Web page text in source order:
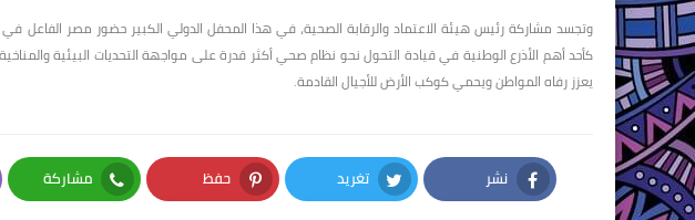
وتجسد مشاركة رئيس هيئة الاعتماد والرقابة الصحية، في هذا المحفل الدولي الكبير حضور مصر الفاعل في
كأحد أهم الأذرع الوطنية في قيادة التحول نحو نظام صحي أكثر قدرة على مواجهة التحديات البيئية
يعزز رفاه المواطن ويحمي كوكب الأرض للأجيال القادمة.
نشر
Facebook
تغريد
Twitter
حفظ
Pinterest
مشاركة
Whatsapp